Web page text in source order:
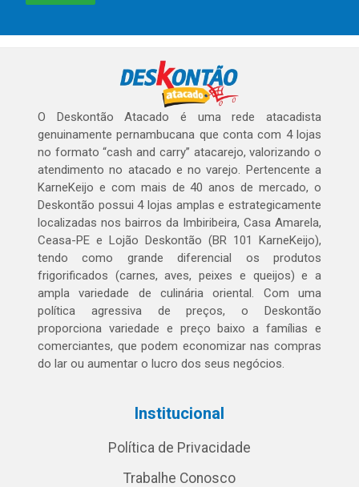
O Deskontão Atacado é uma rede atacadista
genuinamente pernambucana que conta com 4 lojas
no formato “cash and carry” atacarejo, valorizando o
atendimento no atacado e no varejo. Pertencente a
KarneKeijo e com mais de 40 anos de mercado, o
Deskontão possui 4 lojas amplas e estrategicamente
localizadas nos bairros da Imbiribeira, Casa Amarela,
Ceasa-PE e Lojão Deskontão (BR 101 KarneKeijo),
tendo como grande diferencial os produtos
frigorificados (carnes, aves, peixes e queijos) e a
ampla variedade de culinária oriental. Com uma
política agressiva de preços, o Deskontão
proporciona variedade e preço baixo a famílias e
comerciantes, que podem economizar nas compras
do lar ou aumentar o lucro dos seus negócios.
Institucional
Política de Privacidade
Trabalhe Conosco